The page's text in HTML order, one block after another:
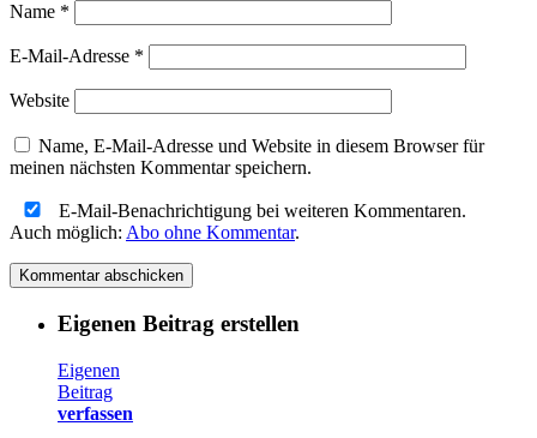
Name *
E-Mail-Adresse *
Website
Name, E-Mail-Adresse und Website in diesem Browser für
meinen nächsten Kommentar speichern.
E-Mail-Benachrichtigung bei weiteren Kommentaren.
Auch möglich: Abo ohne Kommentar.
Eigenen Beitrag erstellen
Eigenen
Beitrag
verfassen